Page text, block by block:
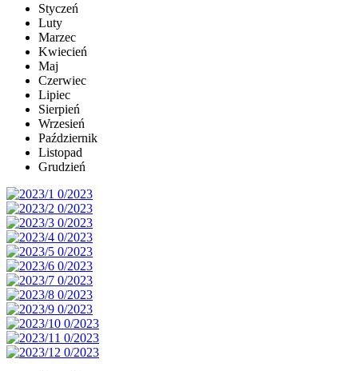
Styczeń
Luty
Marzec
Kwiecień
Maj
Czerwiec
Lipiec
Sierpień
Wrzesień
Październik
Listopad
Grudzień